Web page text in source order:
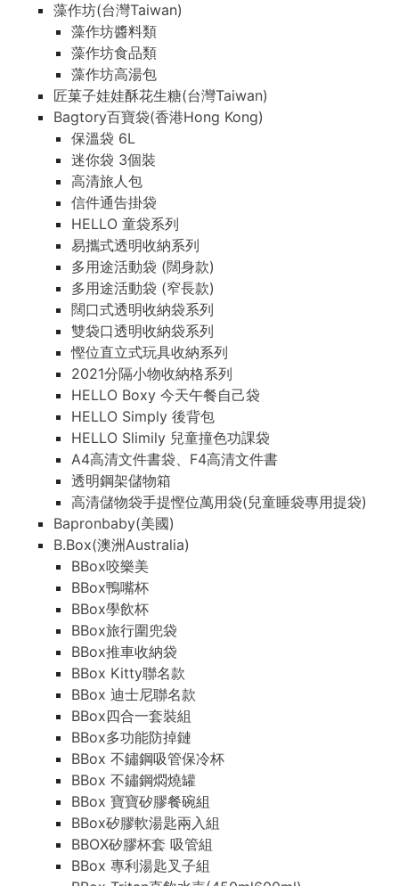
藻作坊(台灣Taiwan)
藻作坊醬料類
藻作坊食品類
藻作坊高湯包
匠菓子娃娃酥花生糖(台灣Taiwan)
Bagtory百寶袋(香港Hong Kong)
保溫袋 6L
迷你袋 3個裝
高清旅人包
信件通告掛袋
HELLO 童袋系列
易攜式透明收納系列
多用途活動袋 (闊身款)
多用途活動袋 (窄長款)
闊口式透明收納袋系列
雙袋口透明收納袋系列
慳位直立式玩具收納系列
2021分隔小物收納格系列
HELLO Boxy 今天午餐自己袋
HELLO Simply 後背包
HELLO Slimily 兒童撞色功課袋
A4高清文件書袋、F4高清文件書
透明鋼架儲物箱
高清儲物袋手提慳位萬用袋(兒童睡袋專用提袋)
Bapronbaby(美國)
B.Box(澳洲Australia)
BBox咬樂美
BBox鴨嘴杯
BBox學飲杯
BBox旅行圍兜袋
BBox推車收納袋
BBox Kitty聯名款
BBox 迪士尼聯名款
BBox四合一套裝組
BBox多功能防掉鏈
BBox 不鏽鋼吸管保冷杯
BBox 不鏽鋼燜燒罐
BBox 寶寶矽膠餐碗組
BBox矽膠軟湯匙兩入組
BBOX矽膠杯套 吸管組
BBox 專利湯匙叉子組